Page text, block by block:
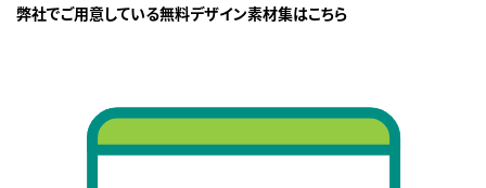
弊社でご用意している無料デザイン素材集はこちら